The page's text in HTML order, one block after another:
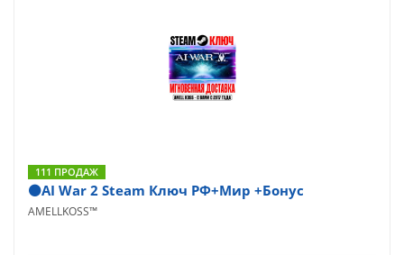
111 ПРОДАЖ
⚫AI War 2 Steam Ключ РФ+Мир +Бонус
AMELLKOSS™